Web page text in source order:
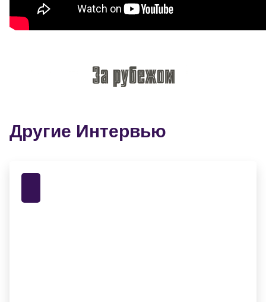
Другие Интервью